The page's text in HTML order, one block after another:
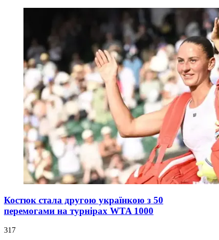
Костюк стала другою українкою з 50
перемогами на турнірах WTA 1000
317